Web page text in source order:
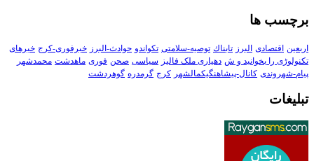
برچسب ها
اربعین اقتصادی البرز تابناك توصیه-سلامتی تکواندو حوادث-البرز خبرفوری-کرج خبرهای
تکنولوڑی را بخوانید و ش دهیاری ملک فالیز سیاسی صحن فوری ماهدشت محمدشهر
پیام-شهروندی کانال-پیشاهنگیکمالشهر کرج گرمدره گوهردشت
تبلیغات